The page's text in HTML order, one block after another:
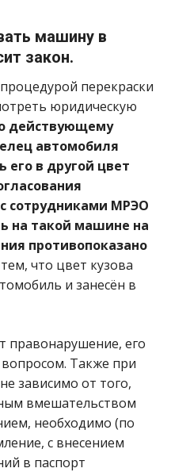
машину в
закон.
перекраски
юридическую
действующему
автомобиля
его в другой цвет
сотрудниками МРЭО
на такой машине на
противопоказано
что цвет кузова
и занесён в
правонарушение, его
Также при
зависимо от того,
вмешательством
необходимо (по
с внесением
в паспорт